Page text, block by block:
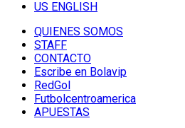
US ENGLISH
QUIENES SOMOS
STAFF
CONTACTO
Escribe en Bolavip
RedGol
Futbolcentroamerica
APUESTAS